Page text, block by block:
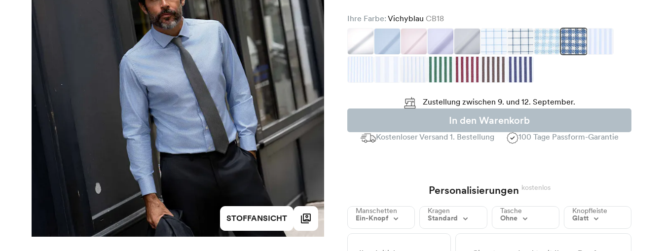
STOFFANSICHT
Ihre Farbe: Vichyblau CB18
Zustellung zwischen 9. und 12. September.
In den Warenkorb
Kostenloser Versand 1. Bestellung 100 Tage Passform-Garantie
Personalisierungen kostenlos
Manschetten
Ein-Knopf
Kragen
Standard
Tasche
Ohne
Knopfleiste
Glatt